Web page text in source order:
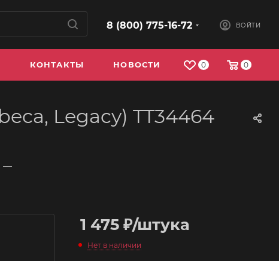
8 (800) 775-16-72 ВОЙТИ
0 0
КОНТАКТЫ НОВОСТИ
Legacy) TT34464
—
1 475 ₽/штука
Нет в наличии